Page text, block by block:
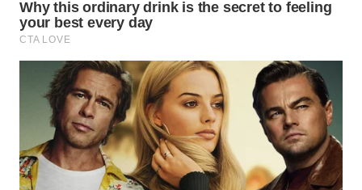
WN
KARO
WN
SIMALUNGUN
WN
LABUHANBATU